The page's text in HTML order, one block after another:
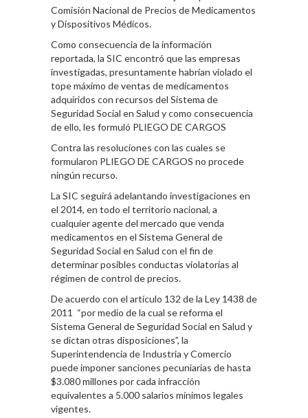
Comisión Nacional de Precios de Medicamentos
y Dispositivos Médicos.
Como consecuencia de la información
reportada, la SIC encontró que las empresas
investigadas, presuntamente habrían violado el
tope máximo de ventas de medicamentos
adquiridos con recursos del Sistema de
Seguridad Social en Salud y como consecuencia
de ello, les formuló PLIEGO DE CARGOS
Contra las resoluciones con las cuales se
formularon PLIEGO DE CARGOS no procede
ningún recurso.
La SIC seguirá adelantando investigaciones en
el 2014, en todo el territorio nacional, a
cualquier agente del mercado que venda
medicamentos en el Sistema General de
Seguridad Social en Salud con el fin de
determinar posibles conductas violatorias al
régimen de control de precios.
De acuerdo con el artículo 132 de la Ley 1438 de
2011 “por medio de la cual se reforma el
Sistema General de Seguridad Social en Salud y
se dictan otras disposiciones”, la
Superintendencia de Industria y Comercio
puede imponer sanciones pecuniarias de hasta
$3.080 millones por cada infracción
equivalentes a 5.000 salarios mínimos legales
vigentes.